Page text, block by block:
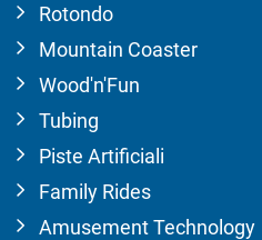
Rotondo
Mountain Coaster
Wood'n'Fun
Tubing
Piste Artificiali
Family Rides
Amusement Technology